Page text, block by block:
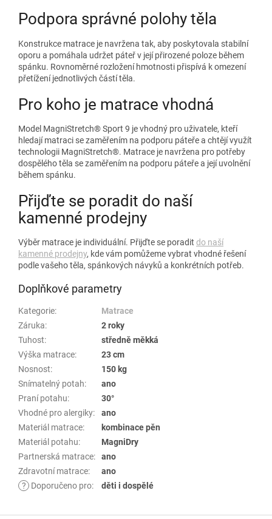
Podpora správné polohy těla
Konstrukce matrace je navržena tak, aby poskytovala stabilní
oporu a pomáhala udržet páteř v její přirozené poloze během
spánku. Rovnoměrné rozložení hmotnosti přispívá k omezení
přetížení jednotlivých částí těla.
Pro koho je matrace vhodná
Model MagniStretch® Sport 9 je vhodný pro uživatele, kteří
hledají matraci se zaměřením na podporu páteře a chtějí využít
technologii MagniStretch®. Matrace je navržena pro potřeby
dospělého těla se zaměřením na podporu páteře a její uvolnění
během spánku.
Přijďte se poradit do naší
kamenné prodejny
Výběr matrace je individuální. Přijďte se poradit do naší
kamenné prodejny, kde vám pomůžeme vybrat vhodné řešení
podle vašeho těla, spánkových návyků a konkrétních potřeb.
Doplňkové parametry
Kategorie:
Matrace
Záruka:
2 roky
Tuhost:
středně měkká
Výška matrace:
23 cm
Nosnost:
150 kg
Snímatelný potah:
ano
Praní potahu:
30°
Vhodné pro alergiky:
ano
Materiál matrace:
kombinace pěn
Materiál potahu:
MagniDry
Partnerská matrace:
ano
Zdravotní matrace:
ano
?
Doporučeno pro: děti i dospělé